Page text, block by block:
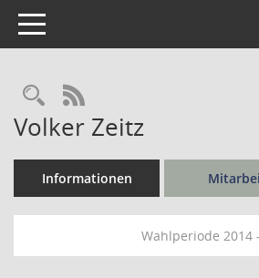
Toggle navigation
Rechercheauswahl
RSS-Feed
Volker Zeitz
Informationen
Wahlperiode 2014